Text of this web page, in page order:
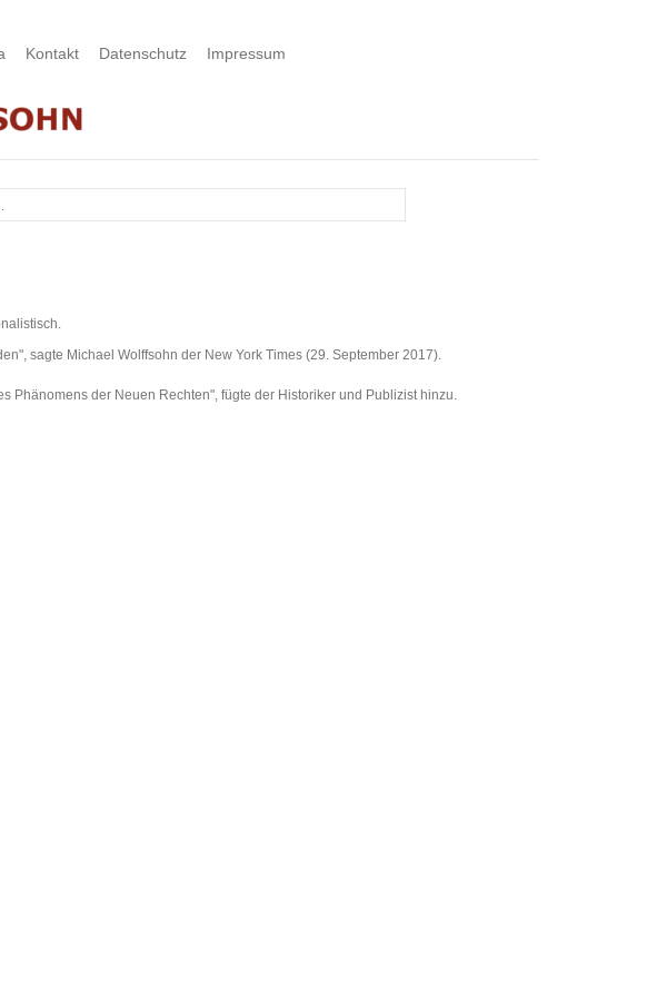
Kontakt Datenschutz Impressum
sagte Michael Wolffsohn der New York Times (29. September 2017).
Phänomens der Neuen Rechten", fügte der Historiker und Publizist hinzu.